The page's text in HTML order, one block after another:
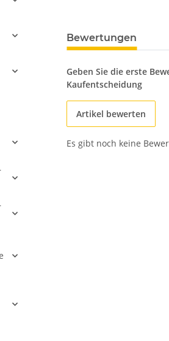
Bewertungen
Geben Sie die erste
Kaufentscheidung
Artikel bewerten
Es gibt noch keine